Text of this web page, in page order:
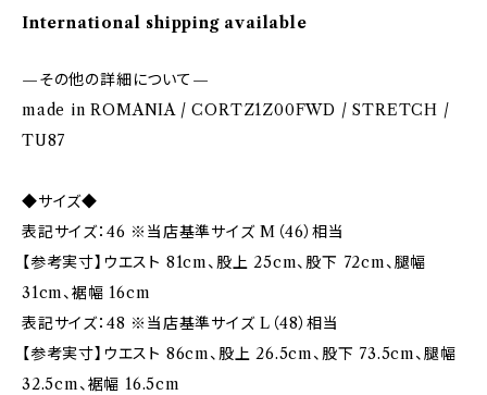
International shipping available
—その他の詳細について—
made in ROMANIA / CORTZ1Z00FWD / STRETCH /
TU87
◆サイズ◆
表記サイズ：46 ※当店基準サイズ M（46）相当
【参考実寸】ウエスト 81cm、股上 25cm、股下 72cm、腿幅
31cm、裾幅 16cm
表記サイズ：48 ※当店基準サイズ L（48）相当
【参考実寸】ウエスト 86cm、股上 26.5cm、股下 73.5cm、腿幅
32.5cm、裾幅 16.5cm